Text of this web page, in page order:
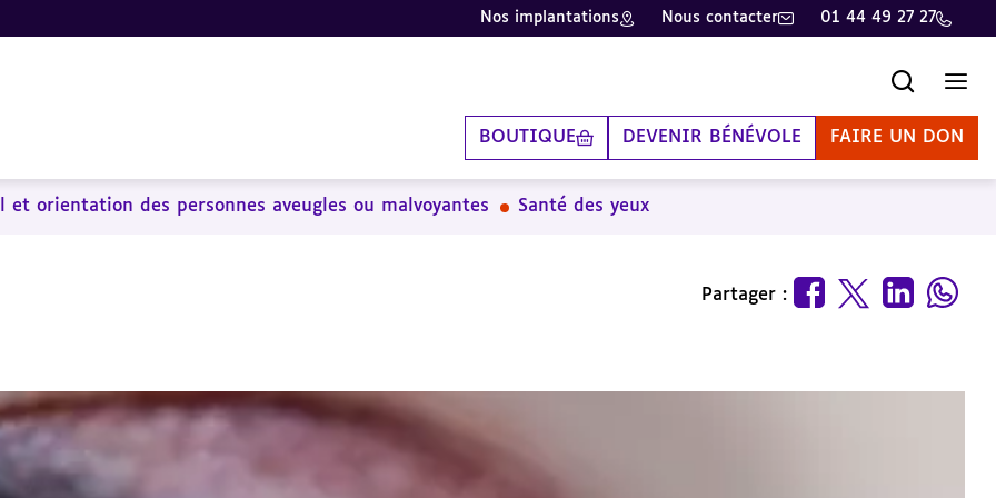
Nos implantations Nous contacter 01 44 49 27 27
BOUTIQUE DEVENIR BÉNÉVOLE FAIRE UN DON
et orientation des personnes aveugles ou malvoyantes Santé des yeux
Partager :